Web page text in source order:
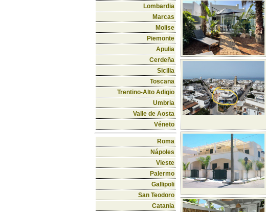
Lombardia
Marcas
Molise
Piemonte
Apulia
Cerdeña
Sicilia
Toscana
Trentino-Alto Adigio
Umbria
Valle de Aosta
Véneto
Roma
Nápoles
Vieste
Palermo
Gallipoli
San Teodoro
Catania